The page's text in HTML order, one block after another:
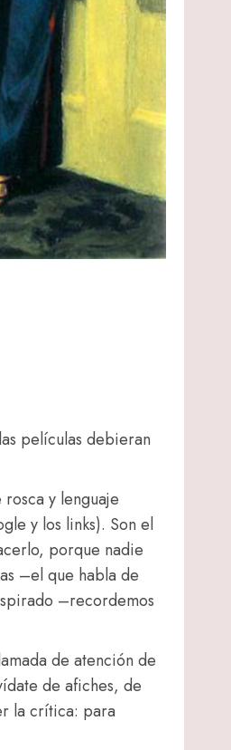
películas debieran
y lenguaje
y los links). Son el
porque nadie
–el que habla de
–recordemos
de atención de
de afiches, de
la crítica: para